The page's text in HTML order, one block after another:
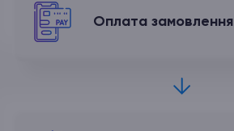
Оплата замовлення